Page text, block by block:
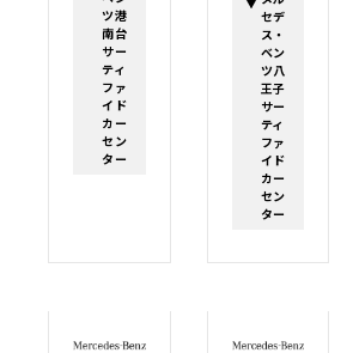
ツ港
南台
サー
ティ
ファ
イド
カー
セン
ター
セデ
ス・
ベン
ツ八
王子
サー
ティ
ファ
イド
カー
セン
ター